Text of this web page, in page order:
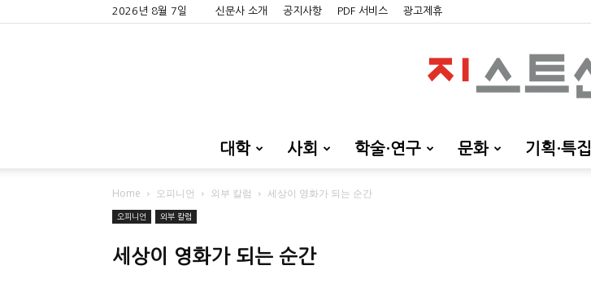
2026년 8월 7일 신문사 소개 공지사항 PDF 서비스 광고제휴
지
대학 사회 학술·연구 문화 기획·특집
Home 오피니언 외부 칼럼 세상이 영화가 되는 순간
오피니언 외부 칼럼
세상이 영화가 되는 순간